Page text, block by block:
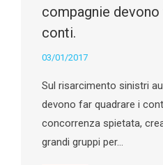
compagnie
conti.
03/01/2017
Sul risarcimento sinistri
devono far quadrare i
concorrenza spietata,
grandi gruppi per…